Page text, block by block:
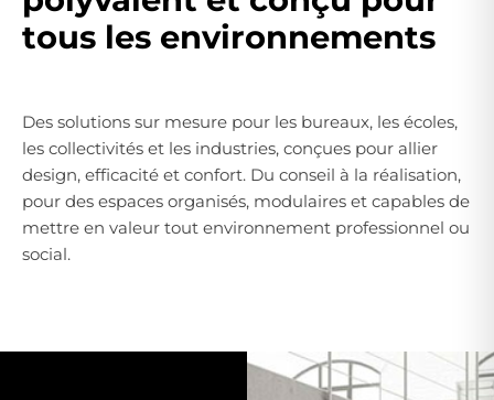
tous les environnements
Des solutions sur mesure pour les bureaux, les écoles,
les collectivités et les industries, conçues pour allier
design, efficacité et confort. Du conseil à la réalisation,
pour des espaces organisés, modulaires et capables de
mettre en valeur tout environnement professionnel ou
social.